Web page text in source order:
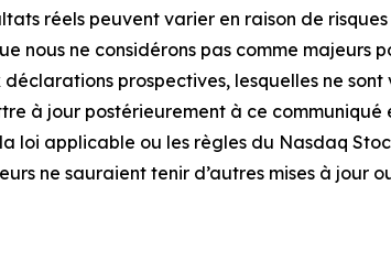
réels peuvent varier en raison de
nous ne considérons pas comme majeurs
prospectives, lesquelles ne
à jour postérieurement à ce communiqué
loi applicable ou les règles du Nasdaq
ne sauraient tenir d’autres mises à jour